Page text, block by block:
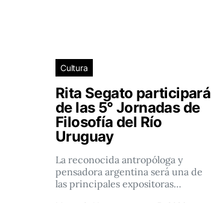
Cultura
Rita Segato participará
de las 5° Jornadas de
Filosofía del Río
Uruguay
La reconocida antropóloga y
pensadora argentina será una de
las principales expositoras…